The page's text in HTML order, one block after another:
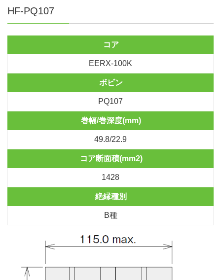
HF-PQ107
コア
EERX-100K
ボビン
PQ107
巻幅/巻深度(mm)
49.8/22.9
コア断面積(mm2)
1428
絶縁種別
B種